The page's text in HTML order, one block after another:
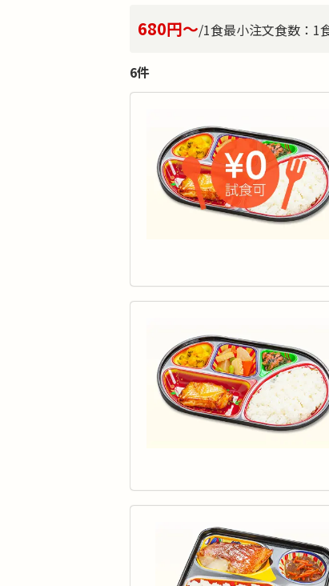
680円～/1食最小注文食数： 1
6件